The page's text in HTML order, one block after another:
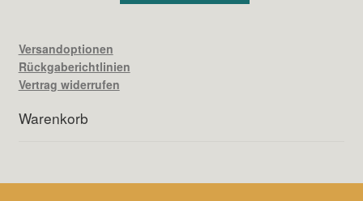
Versandoptionen
Rückgaberichtlinien
Vertrag widerrufen
Warenkorb